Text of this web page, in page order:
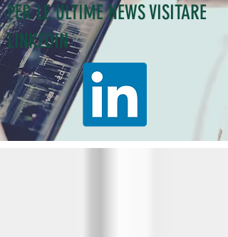
PER LE ULTIME NEWS VISITARE
LINKEDIN